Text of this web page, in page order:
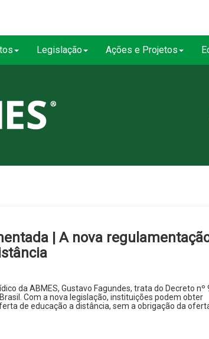
Legislação Ações e Projetos
| A nova
da ABMES, Gustavo Fagundes, trata do Decreto nº
Com a nova legislação, instituições podem obter
de educação a distância, sem a obrigação da